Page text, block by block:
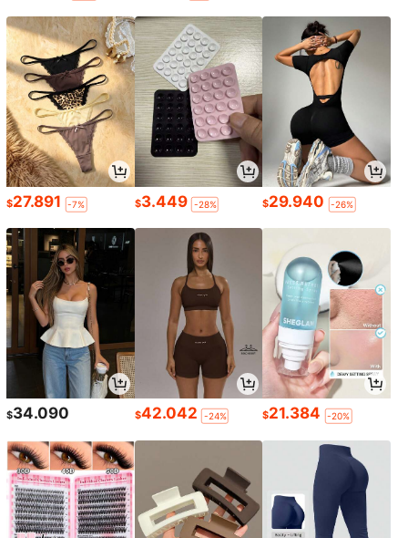
$27.891 -7% $3.449 -28% $29.940 -26%
$34.090 $42.042 -24% $21.384 -20%